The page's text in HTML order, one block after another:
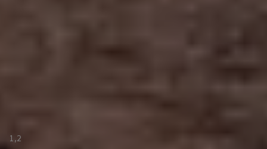
1 ,2